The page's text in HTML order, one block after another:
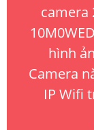
camera
hình
Camera
IP Wifi